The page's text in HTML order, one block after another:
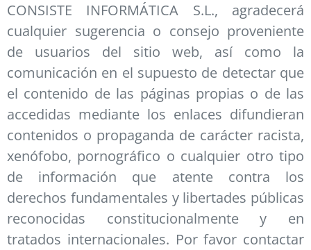
CONSISTE INFORMÁTICA S.L., agradecerá
cualquier sugerencia o consejo proveniente
de usuarios del sitio web, así como la
comunicación en el supuesto de detectar que
el contenido de las páginas propias o de las
accedidas mediante los enlaces difundieran
contenidos o propaganda de carácter racista,
xenófobo, pornográfico o cualquier otro tipo
de información que atente contra los
derechos fundamentales y libertades públicas
reconocidas constitucionalmente y en
tratados internacionales. Por favor contactar